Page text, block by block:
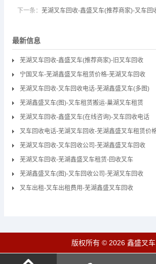
下一条： 芜湖叉车回收-鑫盛叉车(推荐商家)-叉车回
最新信息
芜湖叉车回收-鑫盛叉车(推荐商家)-旧叉车回收
宁国叉车-芜湖鑫盛叉车租赁价格-芜湖叉车回收
芜湖叉车回收-叉车回收电话-芜湖鑫盛叉车(多图)
芜湖鑫盛叉车(图)-叉车租赁搬运-巢湖叉车租赁
芜湖叉车回收-鑫盛叉车(在线咨询)-叉车回收电话
叉车回收电话-芜湖叉车回收-芜湖鑫盛叉车租赁价
芜湖叉车回收-叉车回收公司-芜湖鑫盛叉车回收
芜湖叉车回收-芜湖鑫盛叉车租赁-回收叉车
芜湖鑫盛叉车(图)-叉车回收公司-芜湖叉车回收
叉车出租-叉车出租费用-芜湖鑫盛叉车回收
版权所有 © 2026 鑫盛叉车